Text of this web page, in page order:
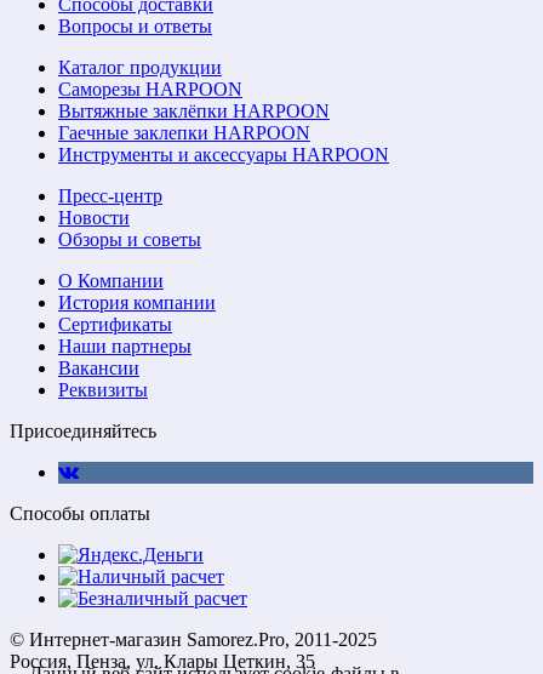
Вопросы и ответы
Каталог продукции
Саморезы HARPOON
Вытяжные заклёпки HARPOON
Гаечные заклепки HARPOON
Инструменты и аксессуары HARPOON
Пресс-центр
Новости
Обзоры и советы
О Компании
История компании
Сертификаты
Наши партнеры
Вакансии
Реквизиты
Присоединяйтесь
Способы оплаты
© Интернет-магазин Samorez.Pro, 2011-2025
Россия, Пенза, ул. Клары Цеткин, 35